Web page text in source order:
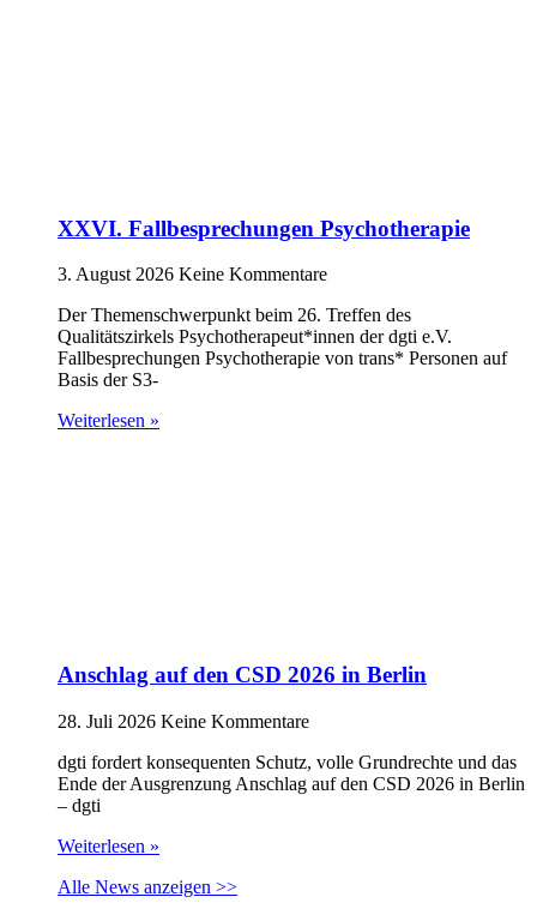
XXVI. Fallbesprechungen Psychotherapie
3. August 2026 Keine Kommentare
Der Themenschwerpunkt beim 26. Treffen des
Qualitätszirkels Psychotherapeut*innen der dgti e.V.
Fallbesprechungen Psychotherapie von trans* Personen auf
Basis der S3-
Weiterlesen »
Anschlag auf den CSD 2026 in Berlin
28. Juli 2026 Keine Kommentare
dgti fordert konsequenten Schutz, volle Grundrechte und das
Ende der Ausgrenzung Anschlag auf den CSD 2026 in Berlin
– dgti
Weiterlesen »
Alle News anzeigen >>